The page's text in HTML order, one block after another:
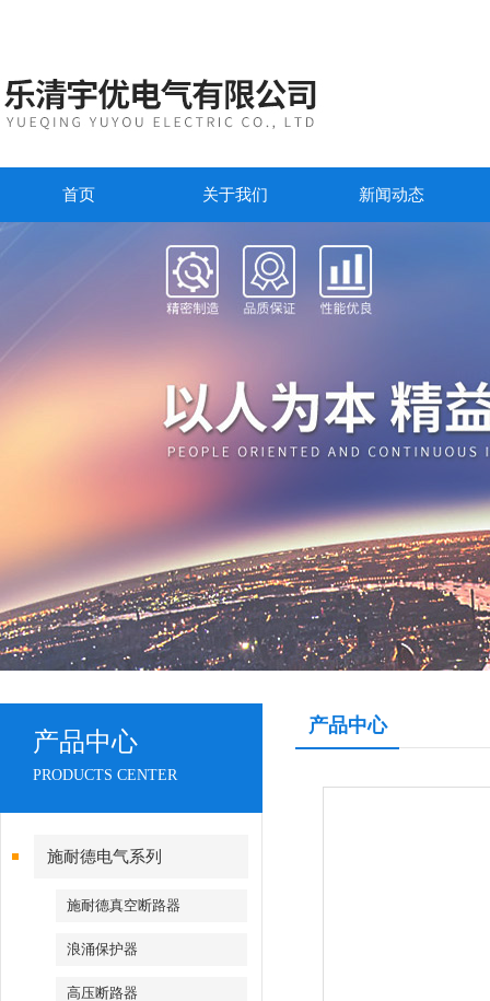
首页 关于我们 新闻动态
产品中心
PRODUCTS CENTER
施耐德电气系列
施耐德真空断路器
浪涌保护器
高压断路器
产品中心